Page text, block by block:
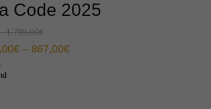
Code 2025
1.799,00€
€– 867,00€